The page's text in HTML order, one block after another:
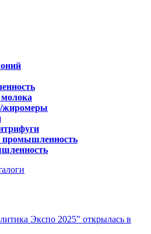
жиромеры
промышленность
Экспо 2025" открылась в